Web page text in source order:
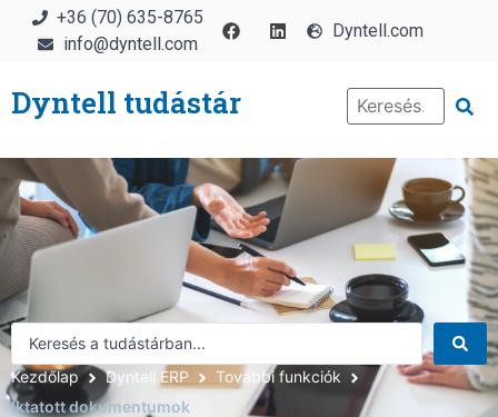
+36 (70) 635-8765
info@dyntell.com
Dyntell.com
Dyntell tudástár
Kezdőlap Dyntell ERP
További funkciók
Iktatott dokumentumok